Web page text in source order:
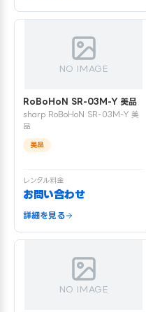
NO IMAGE
RoBoHoN SR-03M-Y 美品
sharp RoBoHoN SR-03M-Y 美
品
美品
レンタル料金
お問い合わせ
詳細を見る
NO IMAGE